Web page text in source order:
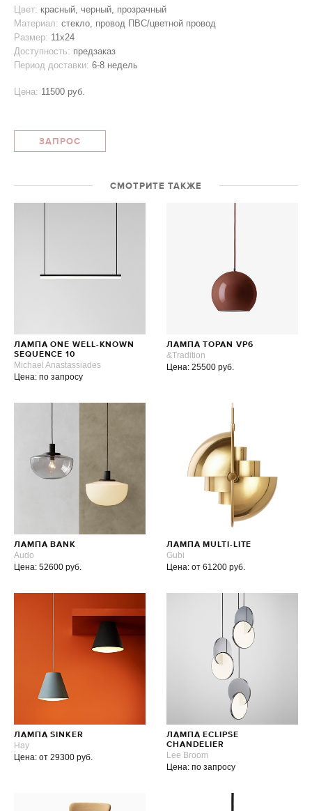
Цвет: красный, черный, прозрачный
Материал: стекло, провод ПВС/цветной провод
Размер: 11x24
Доступность: предзаказ
Период доставки: 6-8 недель
Цена: 11500 руб.
ЗАПРОС
СМОТРИТЕ ТАКЖЕ
ЛАМПА ONE WELL-KNOWN
SEQUENCE 10
Michael Anastassiades
Цена: по запросу
ЛАМПА TOPAN VP6
&Tradition
Цена: 25500 руб.
ЛАМПА BANK
Audo
Цена: 52600 руб.
ЛАМПА MULTI-LITE
Gubi
Цена: от 61200 руб.
ЛАМПА SINKER
Hay
Цена: от 29300 руб.
ЛАМПА ECLIPSE
CHANDELIER
Lee Broom
Цена: по запросу